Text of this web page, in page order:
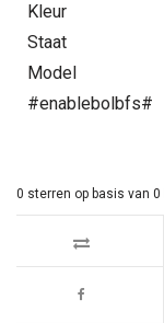
Kleur
Staat
Model
#enablebolbfs#
0 sterren op basis van 0